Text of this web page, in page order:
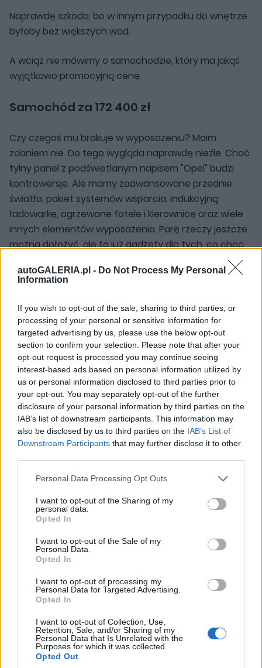
autoGALERIA.pl - Do Not Process My Personal
Information
If you wish to opt-out of the sale, sharing to third parties, or
processing of your personal or sensitive information for
targeted advertising by us, please use the below opt-out
section to confirm your selection. Please note that after your
opt-out request is processed you may continue seeing
interest-based ads based on personal information utilized by
us or personal information disclosed to third parties prior to
your opt-out. You may separately opt-out of the further
disclosure of your personal information by third parties on the
IAB’s list of downstream participants. This information may
also be disclosed by us to third parties on the IAB’s List of
Downstream Participants that may further disclose it to other
Please note that this website/app uses one or more Google
not limited to your visit or usage behaviour. You may click to
grant or deny consent to Google and its third-party tags to
use your data for below specified purposes in below Google
consent section.
Personal Data Processing Opt Outs
I want to opt-out of the Sharing of my
personal data.
Opted In
I want to opt-out of the Sale of my
Personal Data.
Opted In
I want to opt-out of processing my
Personal Data for Targeted Advertising.
Opted In
I want to opt-out of Collection, Use,
Retention, Sale, and/or Sharing of my
Personal Data that Is Unrelated with the
Purposes for which it was collected.
Opted Out
Naprawdę szkoda, bo w innym przypadku do wnętrze
byłoby bez większych wad.
A wciąż nie mówimy o samochodzie, który ma jakąś
wyjątkowo promocyjną cenę.
Samochód za 172 400 zł
Czy czegoś mu brakuje w wyposażeniu? Moim
zdaniem nie. Do tego wygląda naprawdę nieźle. Choć
tylny panel z podświetlanym napisem "Opel" budzi
kontrowersje. Ale mamy zaawansowane przednie
światła, pakiet systemów wsparcia, indukcyjną
ładowarkę, ogrzewane fotele i kierownicę oraz wiele
innych elementów wyposażenia. Parę rzeczy jeszcze
można dołożyć, ale to już gadżety dla tych, co chcą
Grandland z silnikiem 1.2
startuje od 161 700 zł i nie jest to zła wycena.
Choć chciałbym powiedzieć inaczej, bo to jednak już
bliżej "dwójki" z przodu.Ale Renault Espace jest
bazowo o 10 tysięcy droższe, Tiguan, choć już
ma czterocylindrowy silnik, będzie co najmniej
w takiej samej cenie. Doposażony, pewnie droższy.
Tyle że oferta Opla jest mocno przeciętna. Dwie
wersje wyposażenia, sześć kolorów i... dwa silniki.
Jeden za słaby, drugi to ciężka hybryda plug-in.
Brakuje czegoś pomiędzy.
Opel Grandland GS - podsumowanie i
Wbrew pozorom i problemom całkiem nieźle mi się
tym samochodem jeździło. Opel Grandland sprawia
dobre, choć niedopracowane wrażenie. Jest
przestronny i wygodny, a dla spokojnego kierowcy i
silnik może okazać się wystarczający. Odwdzięczy się
wtedy bardzo niskim zużyciem paliwa. Trudno jednak
aucie, które często będzie zapakowane. No i
trzeszczące wnętrze to spora wpadka, mimo dobrego
projektu.